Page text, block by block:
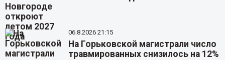
06.8.2026 21:15
На Горьковской магистрали число
травмированных снизилось на 12%